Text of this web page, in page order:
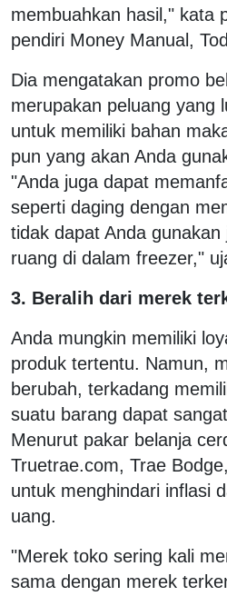
membuahkan hasil," kata
pendiri Money Manual,
Dia mengatakan promo
merupakan peluang yang
untuk memiliki bahan
pun yang akan Anda
"Anda juga dapat
seperti daging dengan
tidak dapat Anda gunakan
ruang di dalam freezer,"
3. Beralih dari merek
Anda mungkin memiliki
produk tertentu. Namun,
berubah, terkadang
suatu barang dapat
Menurut pakar belanja
Truetrae.com, Trae
untuk menghindari inflasi
uang.
"Merek toko sering kali
sama dengan merek